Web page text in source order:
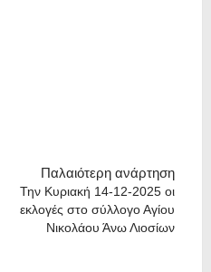
Παλαιότερη ανάρτηση
Την Κυριακή 14-12-2025 οι
εκλογές στο σύλλογο Αγίου
Νικολάου Άνω Λιοσίων